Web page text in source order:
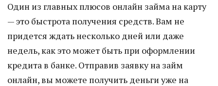
Один из главных плюсов онлайн займа на карту
— это быстрота получения средств. Вам не
придется ждать несколько дней или даже
недель, как это может быть при оформлении
кредита в банке. Отправив заявку на займ
онлайн, вы можете получить деньги уже на